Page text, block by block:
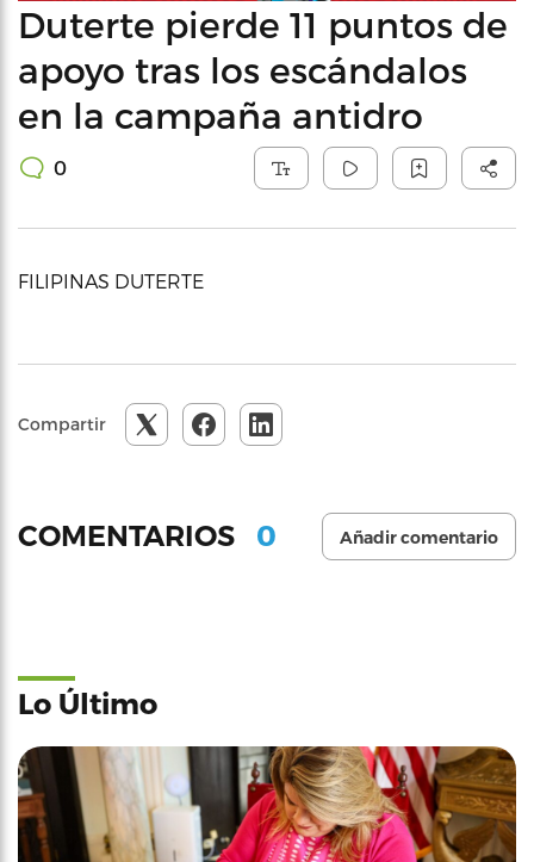
Duterte pierde 11 puntos de
apoyo tras los escándalos
en la campaña antidro
0
FILIPINAS DUTERTE
Compartir
COMENTARIOS 0 Añadir comentario
Lo Último